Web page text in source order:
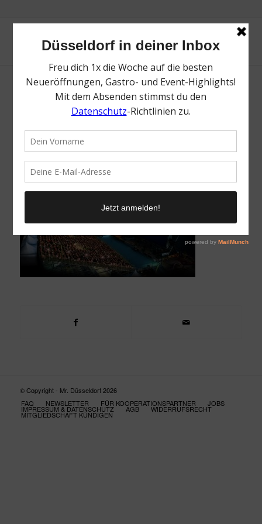
alltours Kino | Mr. Düsseldorf | Düsseldates |
© Copyright - Mr. Düsseldorf 2026
FAQ
NEWSLETTER FÜR KOOPERATIONSPARTNER JOBS
IMPRESSUM & DATENSCHUTZ AGB WIDERRUFSRECHT
MITGLIEDSCHAFT KÜNDIGEN